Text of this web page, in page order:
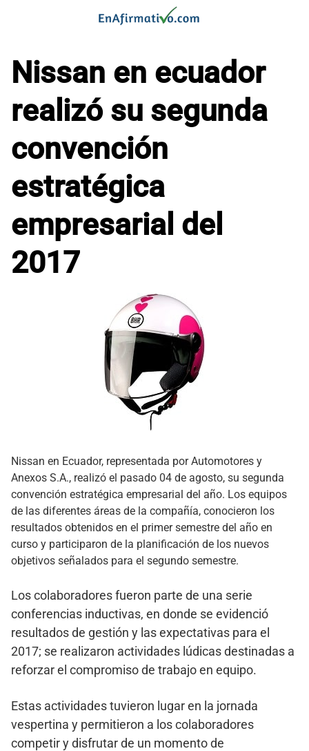
Nissan en ecuador
realizó su segunda
convención
estratégica
empresarial del
2017
Nissan en Ecuador, representada por Automotores y
Anexos S.A., realizó el pasado 04 de agosto, su segunda
convención estratégica empresarial del año. Los equipos
de las diferentes áreas de la compañía, conocieron los
resultados obtenidos en el primer semestre del año en
curso y participaron de la planificación de los nuevos
objetivos señalados para el segundo semestre.
Los colaboradores fueron parte de una serie
conferencias inductivas, en donde se evidenció
resultados de gestión y las expectativas para el
2017; se realizaron actividades lúdicas destinadas a
reforzar el compromiso de trabajo en equipo.
Estas actividades tuvieron lugar en la jornada
vespertina y permitieron a los colaboradores
competir y disfrutar de un momento de